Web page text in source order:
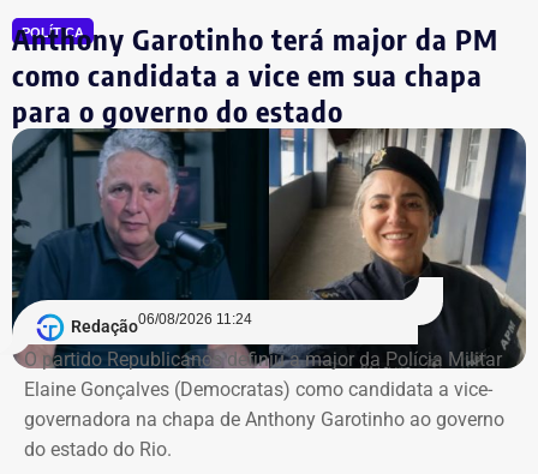
POLÍTICA
Anthony Garotinho terá major da PM
como candidata a vice em sua chapa
para o governo do estado
Redação06/08/2026 11:24
O partido Republicanos definiu a major da Polícia Militar
Elaine Gonçalves (Democratas) como candidata a vice-
governadora na chapa de Anthony Garotinho ao governo
do estado do Rio.